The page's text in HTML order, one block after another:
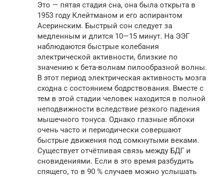
Это — пятая стадия сна, она была открыта в
1953 году Клейтманом и его аспирантом
Асеринским. Быстрый сон следует за
медленным и длится 10—15 минут. На ЭЭГ
наблюдаются быстрые колебания
электрической активности, близкие по
значению к бета-волнам пилообразной волны.
В этот период электрическая активность мозга
сходна с состоянием бодрствования. Вместе с
тем в этой стадии человек находится в полной
неподвижности вследствие резкого падения
мышечного тонуса. Однако глазные яблоки
очень часто и периодически совершают
быстрые движения под сомкнутыми веками.
Существует отчётливая связь между БДГ и
сновидениями. Если в это время разбудить
спящего, то в 90 % случаев можно услышать